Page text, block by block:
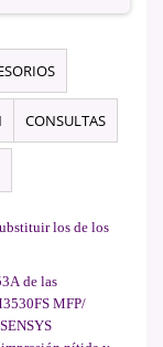
CONSULTAS
los de los
de las
MFP/